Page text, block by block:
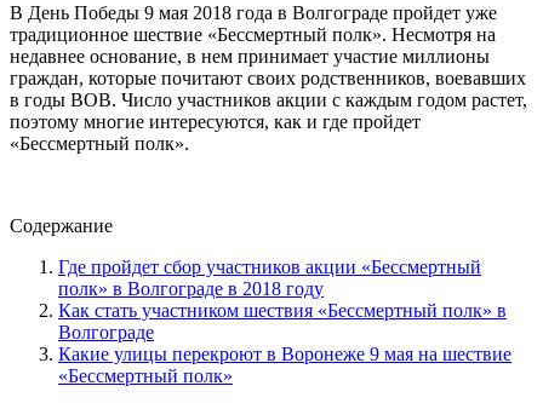
В День Победы 9 мая 2018 года в Волгограде пройдет уже
традиционное шествие «Бессмертный полк». Несмотря на
недавнее основание, в нем принимает участие миллионы
граждан, которые почитают своих родственников, воевавших
в годы ВОВ. Число участников акции с каждым годом растет,
поэтому многие интересуются, как и где пройдет
«Бессмертный полк».
Содержание
Где пройдет сбор участников акции «Бессмертный
полк» в Волгограде в 2018 году
Как стать участником шествия «Бессмертный полк» в
Волгограде
Какие улицы перекроют в Воронеже 9 мая на шествие
«Бессмертный полк»